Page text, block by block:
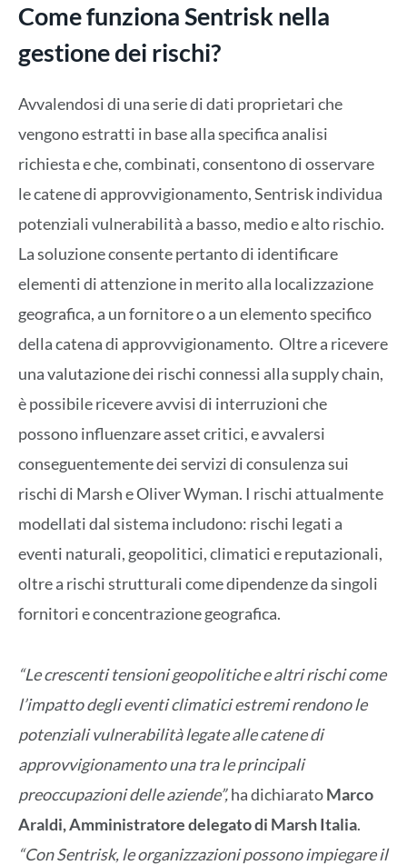
Come funziona Sentrisk nella
gestione dei rischi?
Avvalendosi di una serie di dati proprietari che
vengono estratti in base alla specifica analisi
richiesta e che, combinati, consentono di osservare
le catene di approvvigionamento, Sentrisk individua
potenziali vulnerabilità a basso, medio e alto rischio.
La soluzione consente pertanto di identificare
elementi di attenzione in merito alla localizzazione
geografica, a un fornitore o a un elemento specifico
della catena di approvvigionamento. Oltre a ricevere
una valutazione dei rischi connessi alla supply chain,
è possibile ricevere avvisi di interruzioni che
possono influenzare asset critici, e avvalersi
conseguentemente dei servizi di consulenza sui
rischi di Marsh e Oliver Wyman. I rischi attualmente
modellati dal sistema includono: rischi legati a
eventi naturali, geopolitici, climatici e reputazionali,
oltre a rischi strutturali come dipendenze da singoli
fornitori e concentrazione geografica.
“Le crescenti tensioni geopolitiche e altri rischi come
l’impatto degli eventi climatici estremi rendono le
potenziali vulnerabilità legate alle catene di
approvvigionamento una tra le principali
preoccupazioni delle aziende”,ha dichiaratoMarco
Araldi, Amministratore delegato di Marsh Italia.
“Con Sentrisk, le organizzazioni possono impiegare il